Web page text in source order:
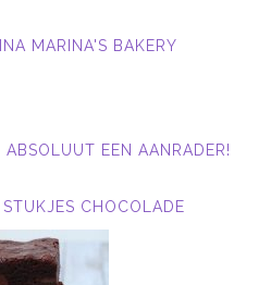
MARINA'S BAKERY
EEN AANRADER!
CHOCOLADE